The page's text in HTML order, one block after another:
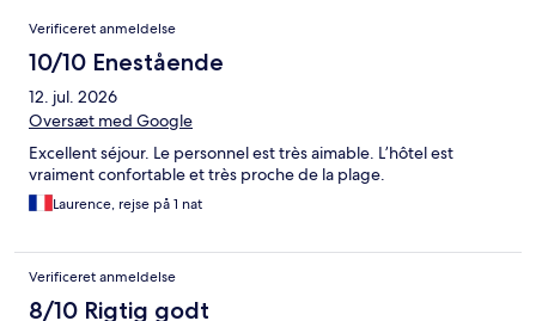
Anmeldelser
Verificeret anmeldelse
10/10 Enestående
12. jul. 2026
Oversæt med Google
Excellent séjour. Le personnel est très aimable. L’hôtel est
vraiment confortable et très proche de la plage.
Laurence, rejse på 1 nat
Verificeret anmeldelse
8/10 Rigtig godt